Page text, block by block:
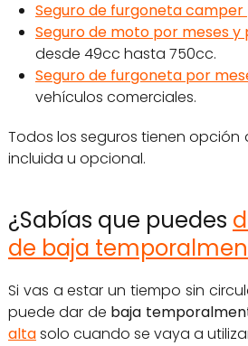
Seguro de furgoneta camper
Seguro de moto por meses y
desde 49cc hasta 750cc.
Seguro de furgoneta por
vehículos comerciales.
Todos los seguros tienen opción
incluida u opcional.
¿Sabías que puedes
de baja
Si vas a estar un tiempo sin
puede dar de baja
altasolo cuando se vaya a